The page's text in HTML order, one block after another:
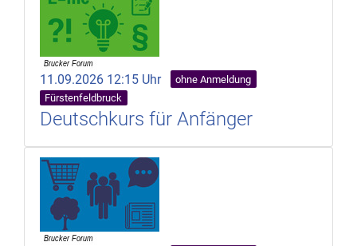
11.09.2026 12:15 Uhr
ohne Anmeldung
Fürstenfeldbruck
Deutschkurs für Anfänger